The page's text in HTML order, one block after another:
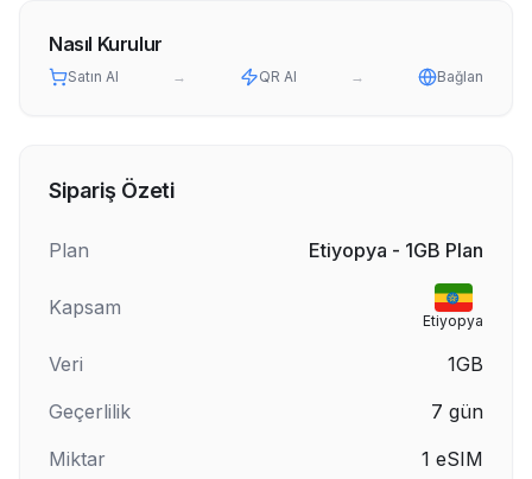
Nasıl Kurulur
Satın Al → QR Al → Bağlan
Sipariş Özeti
Plan Etiyopya - 1GB Plan
Kapsam
Etiyopya
Veri
1GB
Geçerlilik
7 gün
Miktar
1 eSIM